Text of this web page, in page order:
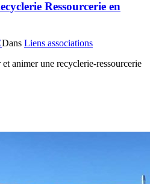
Ressourcerie en
Dans Liens associations
animer une recyclerie-ressourcerie